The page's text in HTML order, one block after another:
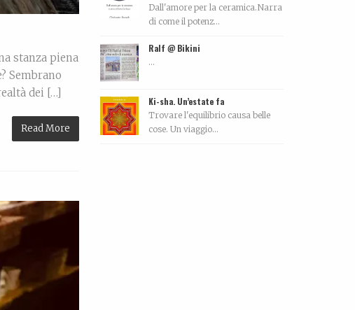
stanza piena
Sembrano
dei […]
Read More
Dall'amore per la ceramica.Narra
di come il potenz...
Ralf @ Bikini
...
Ki-sha. Un’estate fa
Trovare l'equilibrio causa belle
cose. Un viaggio...